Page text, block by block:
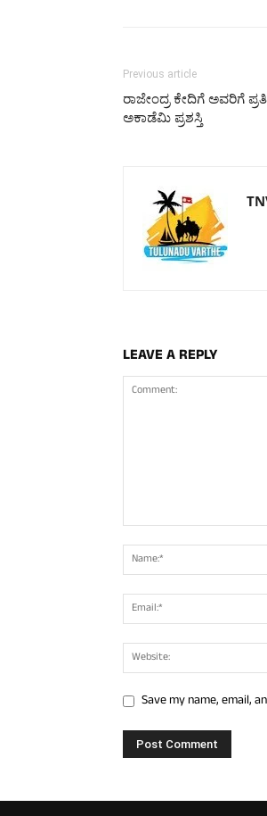
Previous article
ರಾಜೇಂದ್ರ ಕೇದಿಗೆ ಅವರಿಗೆ
ಅಕಾಡೆಮಿ ಪ್ರಶಸ್ತಿ
LEAVE A REPLY
Save my name, email,